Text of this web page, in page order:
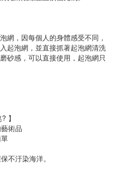
網，因每個人的身體感受不同，
起泡網，並直接抓著起泡網清洗
砂感，可以直接使用，起泡網只
】
術品
不汙染海洋。